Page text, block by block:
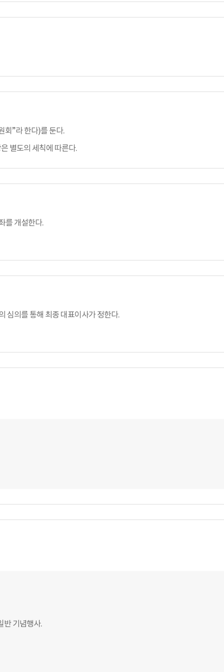
회”라 한다)를 둔다.
별도의 세칙에 따른다.
를 개설한다.
심의를 통해 최종 대표이사가 정한다.
반 기념행사.